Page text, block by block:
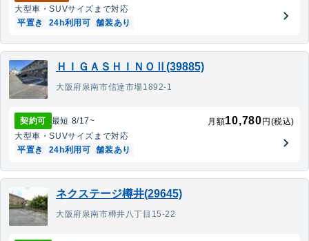
大型車・SUVサイズまで対応
平置き
24h利用可 舗装あり
ＨＩＧＡＳＨＩＮＯⅡ(39885)
大阪府泉南市信達市場1892-1
契約可 最短 8/17~ 月額10,780 円(税込)
大型車・SUVサイズまで対応
平置き
24h利用可 舗装あり
ネクステージ樽井(29645)
大阪府泉南市樽井八丁目15-22